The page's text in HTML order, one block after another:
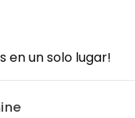
en un solo lugar!